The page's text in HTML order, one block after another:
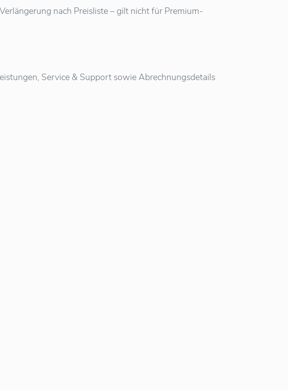
nach Preisliste – gilt nicht für Premium-
Service & Support sowie Abrechnungsdetails